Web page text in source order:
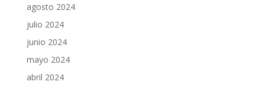
agosto 2024
julio 2024
junio 2024
mayo 2024
abril 2024